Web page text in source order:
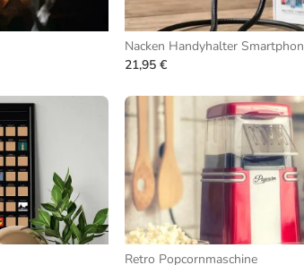
Nacken Handyhalter
21,95 €
Retro Popcornmaschine